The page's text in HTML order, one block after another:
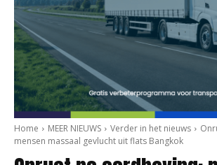
Home MEER NIEUWS Verder in het nieuws
mensen massaal gevlucht uit flats Bangkok